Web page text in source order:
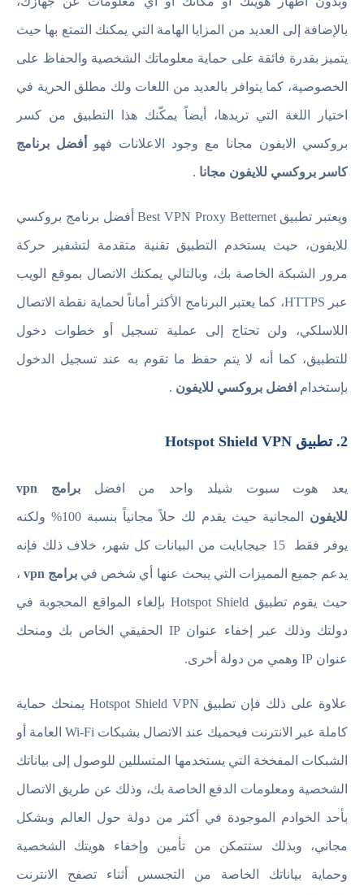
بالإضافة إلى العديد من المزايا الهامة التي يمكنك التمتع بها حيث
يتميز بقدرة فائقة على حماية معلوماتك الشخصية والحفاظ على
الخصوصية، كما يتوافر بالعديد من اللغات ولك مطلق الحرية في
اختيار اللغة التي تريدها، أيضاً يمكّنك هذا التطبيق من كسر
بروكسي الايفون مجانا مع وجود الاعلانات فهو أفضل برنامج
كاسر بروكسي للايفون مجانا .
ويعتبر تطبيق Best VPN Proxy Betternet أفضل برنامج بروكسي
للايفون، حيث يستخدم التطبيق تقنية متقدمة لتشفير حركة
مرور الشبكة الخاصة بك، وبالتالي يمكنك الاتصال بموقع الويب
عبر HTTPS، كما يعتبر البرنامج الأكثر أماناً لحماية نقطة الاتصال
اللاسلكي، ولن تحتاج إلى عملية تسجيل أو خطوات دخول
للتطبيق، كما أنه لا يتم حفظ ما تقوم به عند تسجيل الدخول
بإستخدام افضل بروكسي للايفون .
2. تطبيق Hotspot Shield VPN
يعد هوت سبوت شيلد واحد من افضل برامج vpn
للايفون المجانية حيث يقدم لك حلاً مجانياً بنسبة 100% ولكنه
يوفر فقط 15 جيجابايت من البيانات كل شهر، خلاف ذلك فإنه
يدعم جميع المميزات التي يبحث عنها أي شخص في برامج vpn ،
حيث يقوم تطبيق Hotspot Shield بإلغاء المواقع المحجوبة في
دولتك وذلك عبر إخفاء عنوان IP الحقيقي الخاص بك ومنحك
عنوان IP وهمي من دولة أخرى.
علاوة على ذلك فإن تطبيق Hotspot Shield VPN يمنحك حماية
كاملة عبر الانترنت فيحميك عند الاتصال بشبكات Wi-Fi العامة أو
الشبكات المفخخة التي يستخدمها المتسللين للوصول إلى بياناتك
الشخصية ومعلومات الدفع الخاصة بك، وذلك عن طريق الاتصال
بأحد الخوادم الموجودة في أكثر من دولة حول العالم وبشكل
مجاني، وبذلك ستتمكن من تأمين وإخفاء هويتك الشخصية
وحماية بياناتك الخاصة من التجسس أثناء تصفح الانترنت